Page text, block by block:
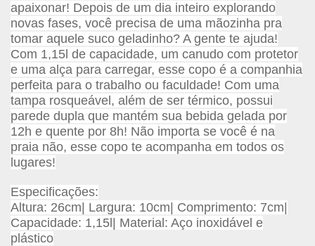
apaixonar! Depois de um dia inteiro explorando
novas fases, você precisa de uma mãozinha pra
tomar aquele suco geladinho? A gente te ajuda!
Com 1,15l de capacidade, um canudo com protetor
e uma alça para carregar, esse copo é a companhia
perfeita para o trabalho ou faculdade! Com uma
tampa rosqueável, além de ser térmico, possui
parede dupla que mantém sua bebida gelada por
12h e quente por 8h! Não importa se você é na
praia não, esse copo te acompanha em todos os
lugares!
Especificações:
Altura: 26cm| Largura: 10cm| Comprimento: 7cm|
Capacidade: 1,15l| Material: Aço inoxidável e
plástico